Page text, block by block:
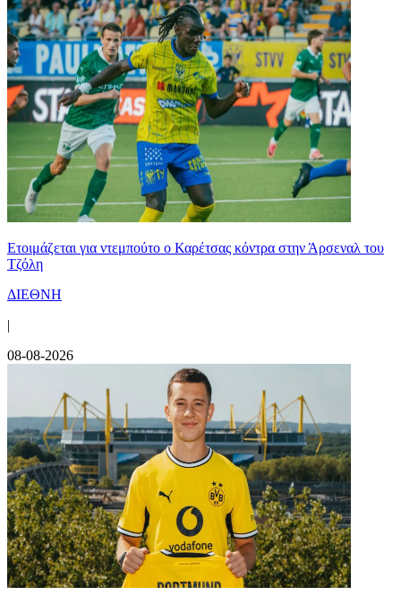
Ετοιμάζεται για ντεμπούτο ο Καρέτσας κόντρα στην Άρσεναλ του
Τζόλη
ΔΙΕΘΝΗ
|
08-08-2026